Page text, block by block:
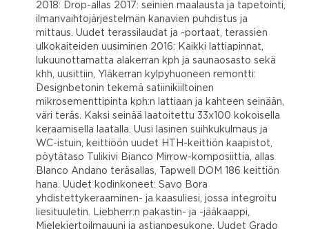
2018: Drop-allas 2017: seinien maalausta ja tapetointi,
ilmanvaihtojärjestelmän kanavien puhdistus ja
mittaus. Uudet terassilaudat ja -portaat, terassien
ulkokaiteiden uusiminen 2016: Kaikki lattiapinnat,
lukuunottamatta alakerran kph ja saunaosasto sekä
khh, uusittiin, Yläkerran kylpyhuoneen remontti:
Designbetonin tekemä satiinikiiltoinen
mikrosementtipinta kph:n lattiaan ja kahteen seinään,
väri teräs. Kaksi seinää laatoitettu 33x100 kokoisella
keraamisella laatalla. Uusi lasinen suihkukulmaus ja
WC-istuin, keittiöön uudet HTH-keittiön kaapistot,
pöytätaso Tulikivi Bianco Mirrow-komposiittia, allas
Blanco Andano teräsallas, Tapwell DOM 186 keittiön
hana. Uudet kodinkoneet: Savo Bora
yhdistettykeraaminen- ja kaasuliesi, jossa integroitu
liesituuletin. Liebherr:n pakastin- ja -jääkaappi,
Mielekiertoilmauuni ja astianpesukone. Uudet Grado